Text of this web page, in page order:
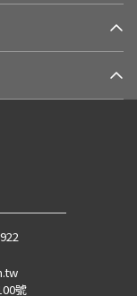
號